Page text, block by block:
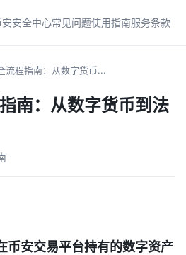
安全中心常见问题使用指南服务条款
流程指南：从数字货币...
南：从数字货币到法
币安交易平台持有的数字资产